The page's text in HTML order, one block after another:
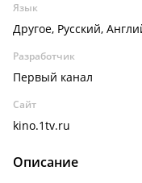
Язык
Другое, Русский,
Разработчик
Первый канал
Сайт
kino.1tv.ru
Описание